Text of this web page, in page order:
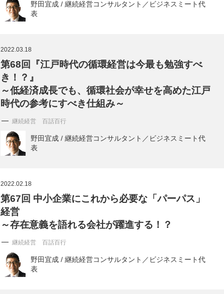
野田宜成 / 継続経営コンサルタント／ビジネスミート代
表
2022.03.18
第68回『江戸時代の循環経営は今最も勉強すべ
き！？』
～低経済成長でも、循環社会が幸せを高めた江戸
時代の参考にすべき仕組み～
継続経営 百話百行
野田宜成 / 継続経営コンサルタント／ビジネスミート代
表
2022.02.18
第67回 中小企業にこれから必要な「パーパス」
経営
～存在意義を語れる会社が躍進する！？
継続経営 百話百行
野田宜成 / 継続経営コンサルタント／ビジネスミート代
表